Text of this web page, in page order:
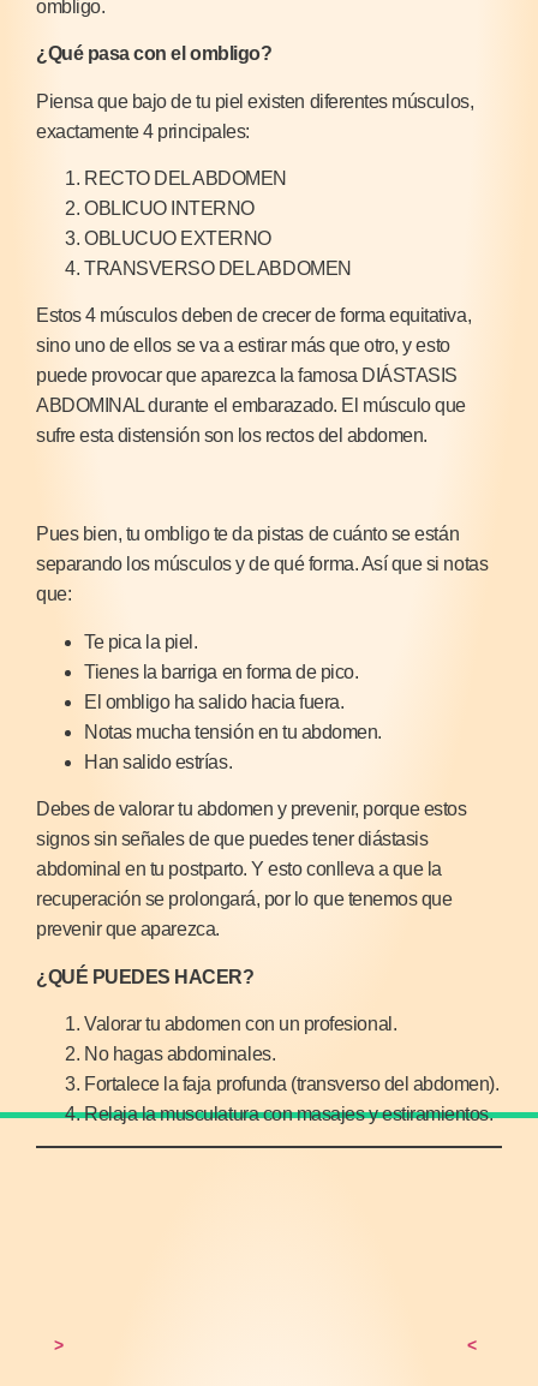
ombligo.
¿Qué pasa con el ombligo?
Piensa que bajo de tu piel existen diferentes músculos,
exactamente 4 principales:
RECTO DEL ABDOMEN
OBLICUO INTERNO
OBLUCUO EXTERNO
TRANSVERSO DEL ABDOMEN
Estos 4 músculos deben de crecer de forma equitativa,
sino uno de ellos se va a estirar más que otro, y esto
puede provocar que aparezca la famosa DIÁSTASIS
ABDOMINAL durante el embarazado. El músculo que
sufre esta distensión son los rectos del abdomen.
Pues bien, tu ombligo te da pistas de cuánto se están
separando los músculos y de qué forma. Así que si notas
que:
Te pica la piel.
Tienes la barriga en forma de pico.
El ombligo ha salido hacia fuera.
Notas mucha tensión en tu abdomen.
Han salido estrías.
Debes de valorar tu abdomen y prevenir, porque estos
signos sin señales de que puedes tener diástasis
abdominal en tu postparto. Y esto conlleva a que la
recuperación se prolongará, por lo que tenemos que
prevenir que aparezca.
¿QUÉ PUEDES HACER?
Valorar tu abdomen con un profesional.
No hagas abdominales.
Fortalece la faja profunda (transverso del abdomen).
Relaja la musculatura con masajes y estiramientos.
> <